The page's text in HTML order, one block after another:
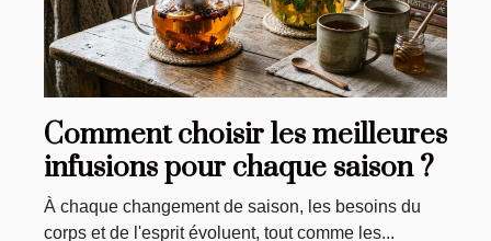
Comment choisir les meilleures
infusions pour chaque saison ?
À chaque changement de saison, les besoins du
corps et de l'esprit évoluent, tout comme les...